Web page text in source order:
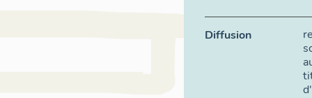
Diffusion